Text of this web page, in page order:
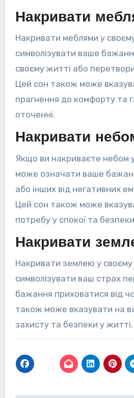
Накривати
Накривати меблями у
символізувати ваше
своєму житті або
Цей сон також може
прагнення до комфорту та
оточенні.
Накривати
Якщо ви накриваєте небом
може означати ваше
або інших від негативних
Цей сон також може
потребу у спокої та
Накривати
Накривати землею у своєму
символізувати ваш страх
бажання приховатися від
також може вказувати на
захисту та безпеки у житті.